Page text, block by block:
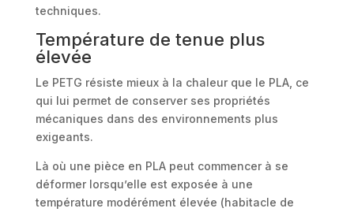
techniques.
Température de tenue plus
élevée
Le PETG résiste mieux à la chaleur que le PLA, ce
qui lui permet de conserver ses propriétés
mécaniques dans des environnements plus
exigeants.
Là où une pièce en PLA peut commencer à se
déformer lorsqu’elle est exposée à une
température modérément élevée (habitacle de